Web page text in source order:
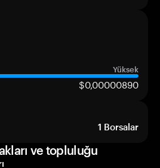
Yüksek
$0,00000890
1 Borsalar
ve topluluğu